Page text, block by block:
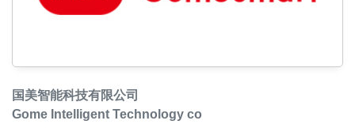
国美智能科技有限公司
Gome Intelligent Technology co